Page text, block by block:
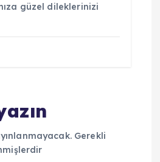
güzel dileklerinizi
Gerekli